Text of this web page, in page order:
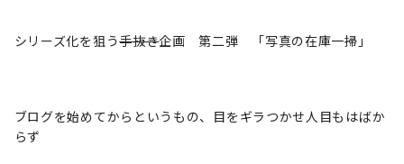
シリーズ化を狙う手抜き企画 第二弾 「写真の在庫一掃」
ブログを始めてからというもの、目をギラつかせ人目もはばか
らず